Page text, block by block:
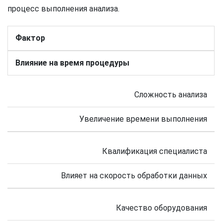
процесс выполнения анализа.
Фактор
Влияние на время процедуры
Сложность анализа
Увеличение времени выполнения
Квалификация специалиста
Влияет на скорость обработки данных
Качество оборудования